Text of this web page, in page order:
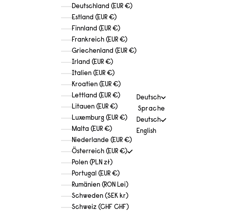
Deutschland (EUR €)
Estland (EUR €)
Finnland (EUR €)
Frankreich (EUR €)
Griechenland (EUR €)
Irland (EUR €)
Italien (EUR €)
Kroatien (EUR €)
Lettland (EUR €)
Litauen (EUR €)
Luxemburg (EUR €)
Malta (EUR €)
Niederlande (EUR €)
Österreich (EUR €)
Polen (PLN zł)
Portugal (EUR €)
Rumänien (RON Lei)
Schweden (SEK kr)
Schweiz (CHF CHF)
Deutsch
Sprache
Deutsch
English